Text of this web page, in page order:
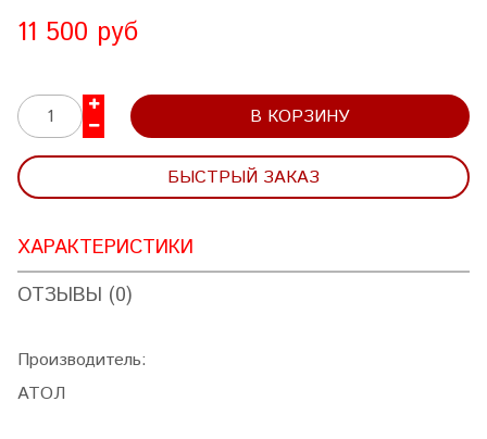
11 500 руб
В КОРЗИНУ
БЫСТРЫЙ ЗАКАЗ
ХАРАКТЕРИСТИКИ
ОТЗЫВЫ (0)
Производитель:
АТОЛ